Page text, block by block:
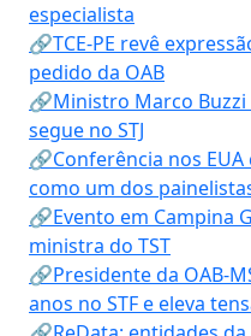
especialista
🔗TCE-PE revê
pedido da OAB
🔗Ministro Marco Buzzi
segue no STJ
🔗Conferência nos
como um dos
🔗Evento em Campina
ministra do TST
🔗Presidente da OAB-
anos no STF e eleva